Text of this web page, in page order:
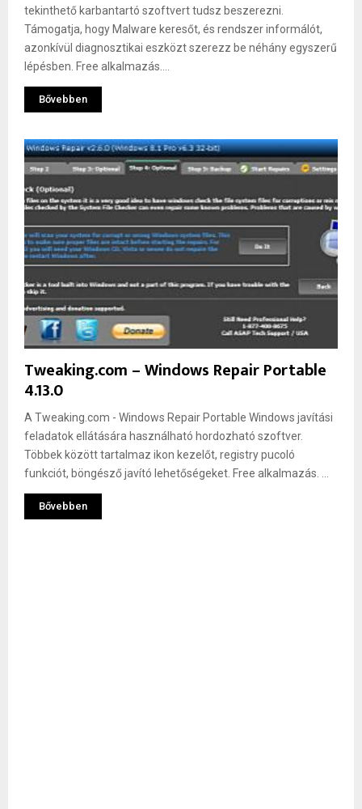
tekinthető karbantartó szoftvert tudsz beszerezni.
Támogatja, hogy Malware keresőt, és rendszer informálót,
azonkívül diagnosztikai eszközt szerezz be néhány egyszerű
lépésben. Free alkalmazás....
Bővebben
Tweaking.com – Windows Repair Portable
4.13.0
A Tweaking.com - Windows Repair Portable Windows javítási
feladatok ellátására használható hordozható szoftver.
Többek között tartalmaz ikon kezelőt, registry pucoló
funkciót, böngésző javító lehetőségeket. Free alkalmazás. ...
Bővebben